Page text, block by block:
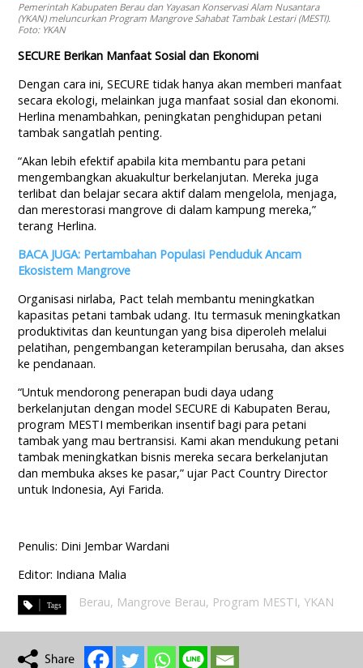
Pemerintah Kabupaten Berau dan Yayasan Konservasi Alam Nusantara
(YKAN) meluncurkan Program Mangrove Sahabat Tambak Lestari (MESTI).
Foto: YKAN
SECURE Berikan Manfaat Sosial dan Ekonomi
Dengan cara ini, SECURE tidak hanya akan memberi manfaat
secara ekologi, melainkan juga manfaat sosial dan ekonomi.
Herlina menambahkan, peningkatan penghidupan petani
tambak sangatlah penting.
“Akan lebih efektif apabila kita membantu para petani
mengembangkan akuakultur berkelanjutan. Mereka juga
terlibat dan belajar secara aktif dalam mengelola, menjaga,
dan merestorasi mangrove di dalam kampung mereka,”
terang Herlina.
BACA JUGA: Pertambahan Populasi Penduduk Ancam
Ekosistem Mangrove
Organisasi nirlaba, Pact telah membantu meningkatkan
kapasitas petani tambak udang. Itu termasuk meningkatkan
produktivitas dan keuntungan yang bisa diperoleh melalui
pelatihan, pengembangan keterampilan berusaha, dan akses
ke pendanaan.
“Untuk mendorong penerapan budi daya udang
berkelanjutan dengan model SECURE di Kabupaten Berau,
program MESTI memberikan insentif bagi para petani
tambak yang mau bertransisi. Kami akan mendukung petani
tambak meningkatkan bisnis mereka secara berkelanjutan
dan membuka akses ke pasar,” ujar Pact Country Director
untuk Indonesia, Ayi Farida.
Penulis: Dini Jembar Wardani
Editor: Indiana Malia
Berau, Mangrove Berau, Program MESTI, YKAN